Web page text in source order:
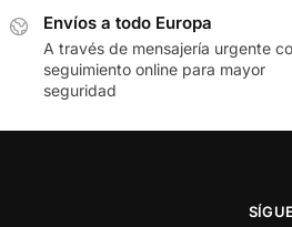
Envíos a todo Europa
A través de mensajería urgente
seguimiento online para mayor
seguridad